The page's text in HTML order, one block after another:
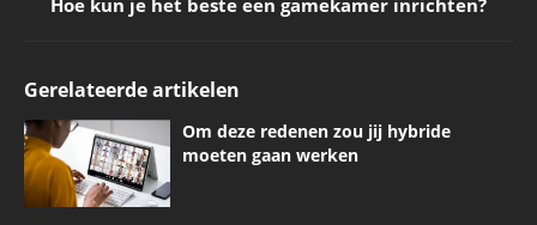
Hoe kun je het beste een gamekamer inrichten?
Gerelateerde artikelen
Om deze redenen zou jij hybride
moeten gaan werken